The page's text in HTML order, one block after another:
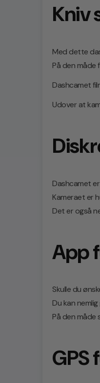
Kniv
Med dette
På den
Dashcamet
Udover at
Dashcamet
Kameraet er
Det er også
App
Skulle du
Du kan
På den måde
GPS